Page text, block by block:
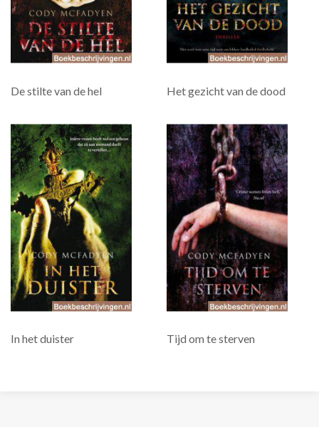
De stilte van de hel Het gezicht van de dood
In het duister Tijd om te sterven